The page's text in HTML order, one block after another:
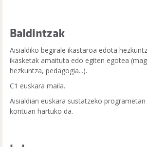
Baldintzak
Aisialdiko begirale ikastaroa edota
ikasketak amaituta edo egiten egotea
hezkuntza, pedagogia...).
C1 euskara maila.
Aisialdian euskara sustatzeko
kontuan hartuko da.